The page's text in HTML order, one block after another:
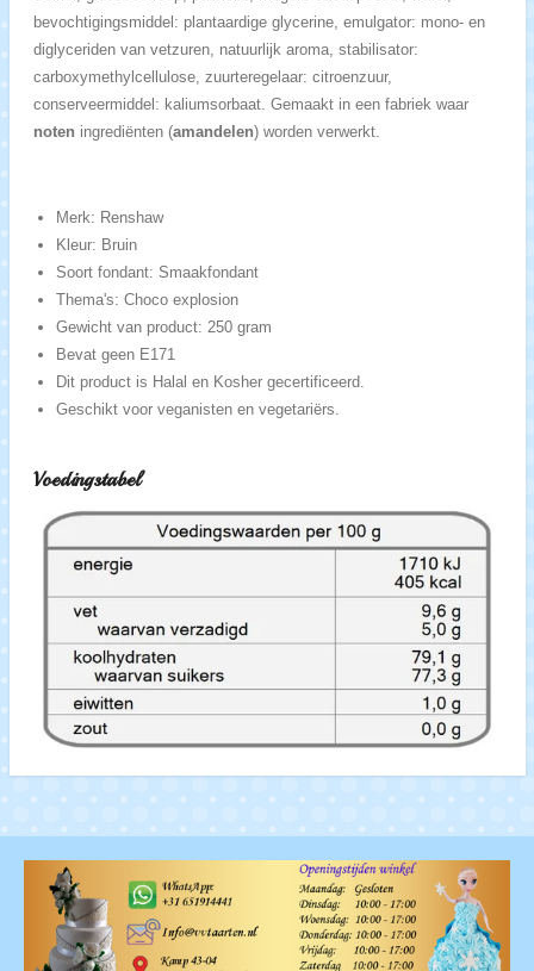
bevochtigingsmiddel: plantaardige glycerine, emulgator: mono- en
diglyceriden van vetzuren, natuurlijk aroma, stabilisator:
carboxymethylcellulose, zuurteregelaar: citroenzuur,
conserveermiddel: kaliumsorbaat. Gemaakt in een fabriek waar
noten ingrediënten (amandelen) worden verwerkt.
Merk: Renshaw
Kleur: Bruin
Soort fondant: Smaakfondant
Thema's: Choco explosion
Gewicht van product: 250 gram
Bevat geen E171
Dit product is Halal en Kosher gecertificeerd.
Geschikt voor veganisten en vegetariërs.
Voedingstabel